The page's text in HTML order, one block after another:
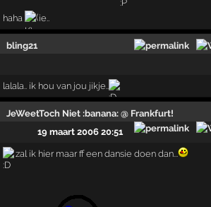
haha ie..
bling21
lalala.. ik hou van jou jikje..
JeWeetToch Niet :banana: @ Frankfurt!
19 maart 2006 20:51
zal ik hier maar ff een dansie doen dan...